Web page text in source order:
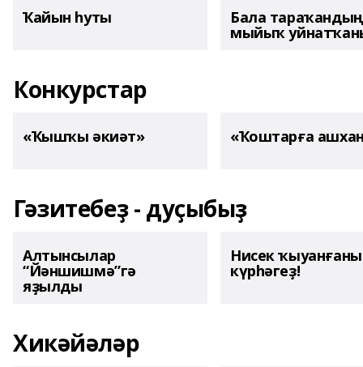
Ҡайын һуты Бала тараҡандың
мыйыҡ
Конкурстар
«Ҡышҡы әкиәт» «Ҡоштарға
Гәзитебеҙ - дуҫыбыҙ
Алтынсылар
“Йәншишмә”гә
яҙылды
Нисек
күрһәгеҙ!
Хикәйәләр